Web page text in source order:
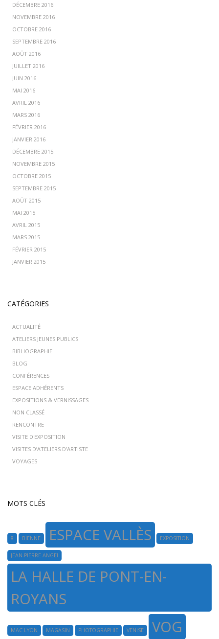
DÉCEMBRE 2016
NOVEMBRE 2016
OCTOBRE 2016
SEPTEMBRE 2016
AOÛT 2016
JUILLET 2016
JUIN 2016
MAI 2016
AVRIL 2016
MARS 2016
FÉVRIER 2016
JANVIER 2016
DÉCEMBRE 2015
NOVEMBRE 2015
OCTOBRE 2015
SEPTEMBRE 2015
AOÛT 2015
MAI 2015
AVRIL 2015
MARS 2015
FÉVRIER 2015
JANVIER 2015
CATÉGORIES
ACTUALITÉ
ATELIERS JEUNES PUBLICS
BIBLIOGRAPHIE
BLOG
CONFÉRENCES
ESPACE ADHÉRENTS
EXPOSITIONS & VERNISSAGES
NON CLASSÉ
RENCONTRE
VISITE D'EXPOSITION
VISITES D’ATELIERS D’ARTISTE
VOYAGES
MOTS CLÉS
8 BIENNE ESPACE VALLÈS EXPOSITION
JEAN-PIERRE ANGEI
LA HALLE DE PONT-EN-
ROYANS
MAC LYON MAGASIN PHOTOGRAPHIE VENISE VOG